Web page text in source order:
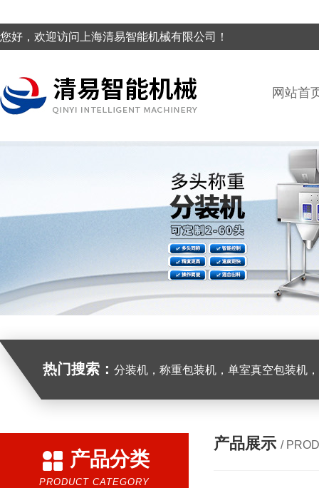
您好，欢迎访问上海清易智能机械有限公司！
网站首
热门搜索： 分装机，称重包装机，单室真空包装机，双室真
产品分类
PRODUCT CATEGORY
产品展示 /